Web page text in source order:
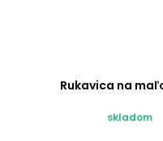
Rukavica na
skladom